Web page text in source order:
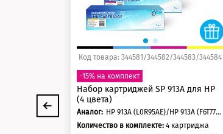
Код товара: 344581/344582/344583/344584
-15% на комплект
Набор картриджей SP 913A для HP
(4 цвета)
Аналог:
HP 913A (L0R95AE)/HP 913A (F6T77AE)/HP 913A (F6T78AE)/HP 913A (F6T79AE)
Количество в комплекте: 4 картриджа